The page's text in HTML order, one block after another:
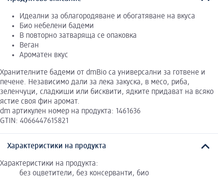
Идеални за облагородяване и обогатяване на вкуса
Био небелени бадеми
В повторно затваряща се опаковка
Веган
Ароматен вкус
Хранителните бадеми от dmBio са универсални за готвене и
печене. Независимо дали за лека закуска, в месо, риба,
зеленчуци, сладкиши или бисквити, ядките придават на всяко
ястие своя фин аромат.
dm артикулен номер на продукта: 1461636
GTIN: 4066447615821
Характеристики на продукта
Характеристики на продукта:
без оцветители, без консерванти, био